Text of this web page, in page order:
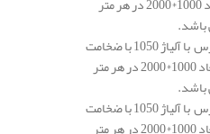
قیمت ورق آلومینیوم پارس با آلیاژ 1050 با ضخامت
6 میل با حالت شیت و ابعاد 1000*2000 در هر متر
قیمت ورق آلومینیوم پارس با آلیاژ 1050 با ضخامت
7 میل با حالت شیت و ابعاد 1000*2000 در هر متر